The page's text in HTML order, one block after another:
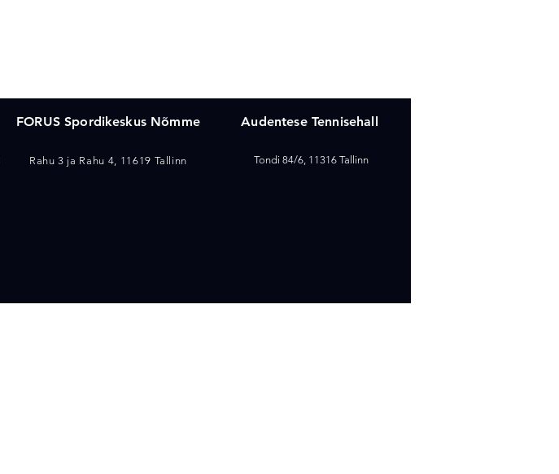
FORUS Spordikeskus Nõmme
Rahu 3 ja Rahu 4, 11619 Tallinn
Audentese Tennisehall
Tondi 84/6, 11316 Tallinn